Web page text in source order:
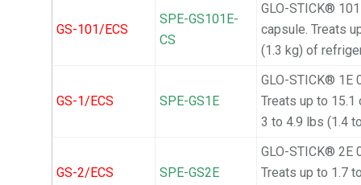
GS-101/ECS
SPE-GS101E-
CS
GLO-STICK®
capsule. Treats
(1.3 kg) of
GS-1/ECS SPE-GS1E
GLO-STICK® 1E
Treats up to
3 to 4.9 lbs (1.4
GS-2/ECS SPE-GS2E
GLO-STICK® 2E
Treats up to 1.7